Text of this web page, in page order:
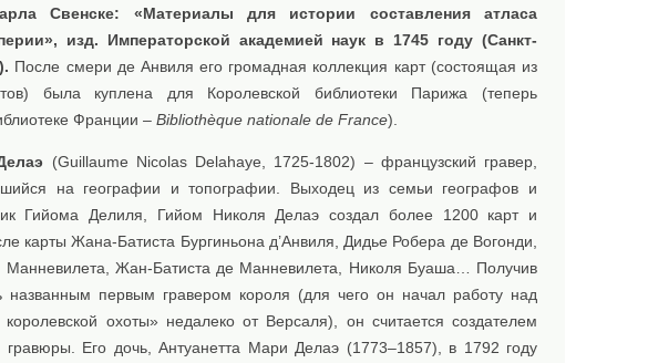
Свенске: «Материалы для истории составления атласа
изд. Императорской академией наук в 1745 году (Санкт-
После смери де Анвиля его громадная коллекция карт (состоящая из
была куплена для Королевской библиотеки Парижа (теперь
Франции – Bibliothèque nationale de France).
(Guillaume Nicolas Delahaye, 1725-1802) – французский гравер,
на географии и топографии. Выходец из семьи географов и
Гийома Делиля, Гийом Николя Делаэ создал более 1200 карт и
карты Жана-Батиста Бургиньона д’Анвиля, Дидье Робера де Вогонди,
Манневилета, Жан-Батиста де Манневилета, Николя Буаша… Получив
названным первым гравером короля (для чего он начал работу над
королевской охоты» недалеко от Версаля), он считается создателем
гравюры. Его дочь, Антуанетта Мари Делаэ (1773–1857), в 1792 году